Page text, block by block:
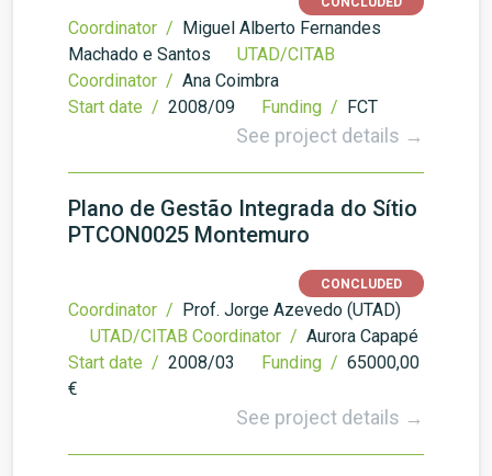
Coordinator / Miguel Alberto Fernandes
Machado e Santos
UTAD/CITAB
Coordinator / Ana Coimbra
Start date / 2008/09 Funding / FCT
See project details →
Plano de Gestão Integrada do Sítio
PTCON0025 Montemuro
CONCLUDED
Coordinator / Prof. Jorge Azevedo (UTAD)
UTAD/CITAB Coordinator / Aurora Capapé
Start date / 2008/03 Funding / 65000,00
€
See project details →